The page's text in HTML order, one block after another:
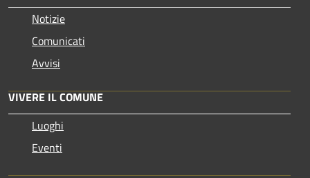
Notizie
Comunicati
Avvisi
VIVERE IL COMUNE
Luoghi
Eventi